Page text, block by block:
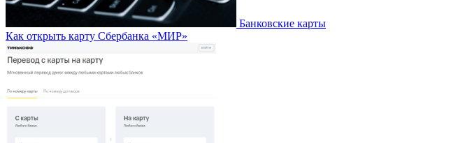
Банковские карты
Как открыть карту Сбербанка «МИР»